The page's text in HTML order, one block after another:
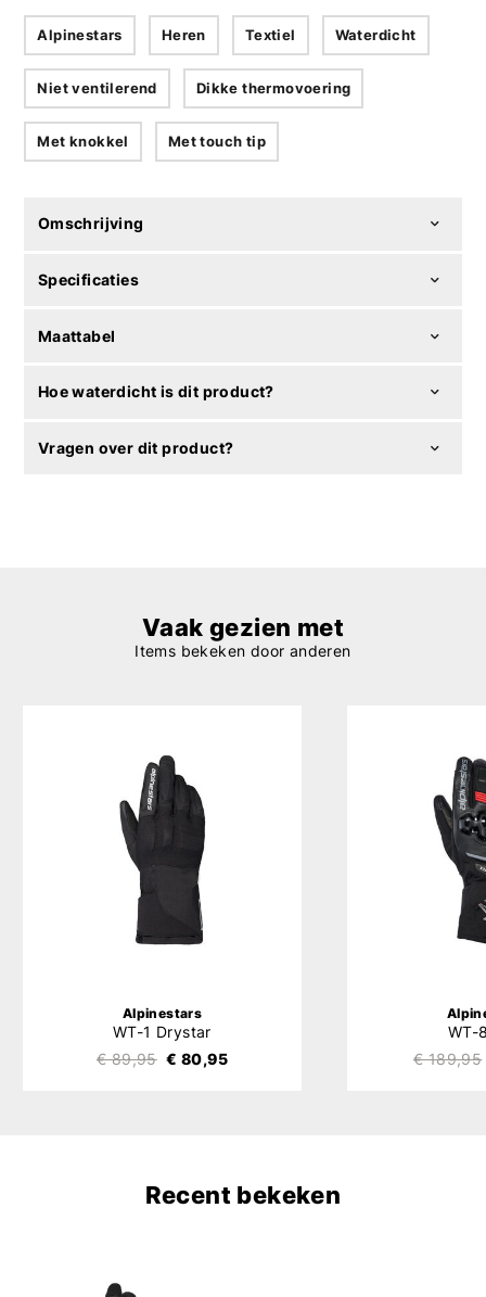
Alpinestars Heren Textiel Waterdicht
Niet ventilerend Dikke thermovoering
Met knokkel Met touch tip
Omschrijving
Specificaties
Maattabel
Hoe waterdicht is dit product?
Vragen over dit product?
Vaak gezien met
Items bekeken door anderen
Alpinestars
WT-1 Drystar
€ 89,95 € 80,95
WT-
€ 189,95
Recent bekeken